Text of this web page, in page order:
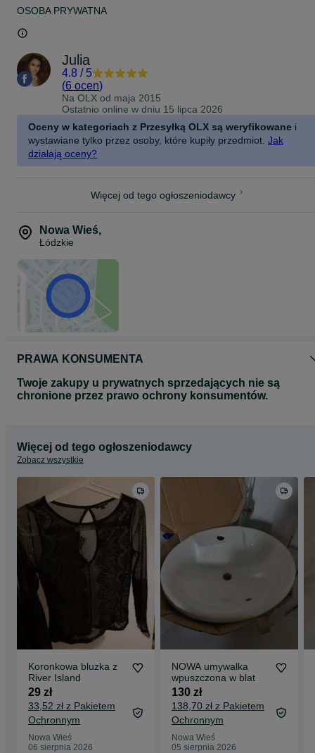
OSOBA PRYWATNA
Julia
4.8 / 5
(6 ocen)
Na OLX od maja 2015
Ostatnio online w dniu 15 lipca 2026
Oceny w kategoriach z Przesyłką OLX są weryfikowane i
wystawiane tylko przez osoby, które kupiły przedmiot. Jak
działają oceny?
Więcej od tego ogłoszeniodawcy
Nowa Wieś,
Łódzkie
PRAWA KONSUMENTA
Twoje zakupy u prywatnych sprzedających nie są
chronione przez prawo ochrony konsumentów.
Więcej od tego ogłoszeniodawcy
Zobacz wszystkie
Koronkowa bluzka z
River Island
29 zł
33,52 zł z Pakietem
Ochronnym
Nowa Wieś
06 sierpnia 2026
NOWA umywalka
wpuszczona w blat
130 zł
138,70 zł z Pakietem
Ochronnym
Nowa Wieś
05 sierpnia 2026